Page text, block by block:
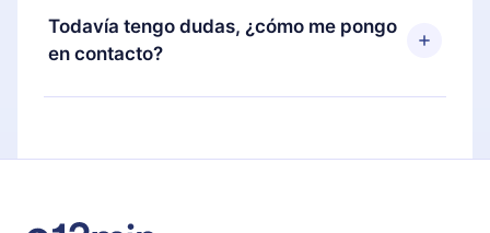
También puedes leer o escuchar tus títulos
favoritos sin conexión y desafiarte con un
puedes cancelar en cualquier momento y el
próximo ciclo de facturación no ocurrirá.
Todavía tengo dudas, ¿cómo me pongo
en contacto?
Siéntete libre de contactarnos en